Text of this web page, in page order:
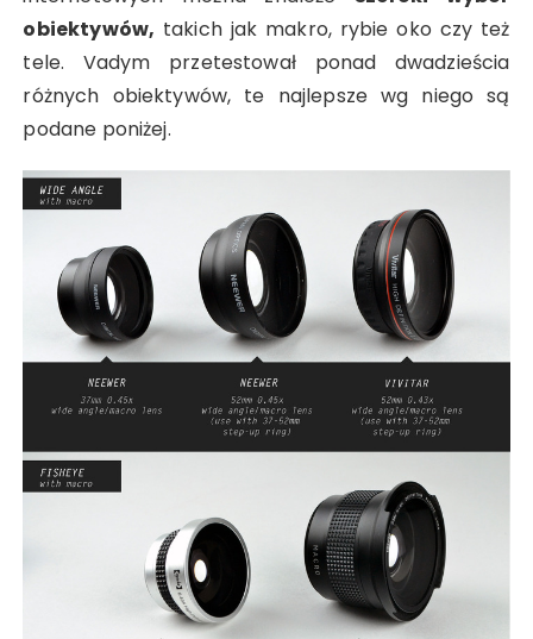
obiektywów, takich jak makro, rybie oko czy też
tele. Vadym przetestował ponad dwadzieścia
różnych obiektywów, te najlepsze wg niego są
podane poniżej.